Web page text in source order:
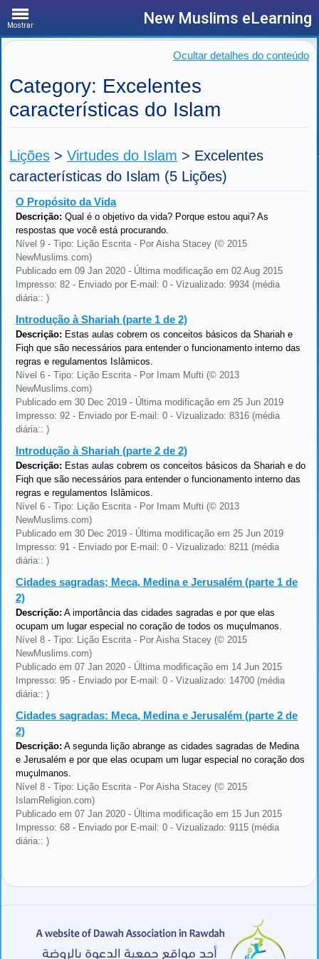
Mostrar New Muslims eLearning
Ocultar detalhes do conteúdo
Category: Excelentes
características do Islam
Lições > Virtudes do Islam > Excelentes
características do Islam (5 Lições)
O Propósito da Vida
Descrição: Qual é o objetivo da vida? Porque estou aqui? As
respostas que você está procurando.
Nível 9 - Tipo: Lição Escrita - Por Aisha Stacey (© 2015
NewMuslims.com)
Publicado em 09 Jan 2020 - Última modificação em 02 Aug 2015
Impresso: 82 - Enviado por E-mail: 0 - Vizualizado: 9934 (média
diária:: )
Introdução à Shariah (parte 1 de 2)
Descrição: Estas aulas cobrem os conceitos básicos da Shariah e
Fiqh que são necessários para entender o funcionamento interno das
regras e regulamentos Islâmicos.
Nível 6 - Tipo: Lição Escrita - Por Imam Mufti (© 2013
NewMuslims.com)
Publicado em 30 Dec 2019 - Última modificação em 25 Jun 2019
Impresso: 92 - Enviado por E-mail: 0 - Vizualizado: 8316 (média
diária:: )
Introdução à Shariah (parte 2 de 2)
Descrição: Estas aulas cobrem os conceitos básicos da Shariah e do
Fiqh que são necessários para entender o funcionamento interno das
regras e regulamentos Islâmicos.
Nível 6 - Tipo: Lição Escrita - Por Imam Mufti (© 2013
NewMuslims.com)
Publicado em 30 Dec 2019 - Última modificação em 25 Jun 2019
Impresso: 91 - Enviado por E-mail: 0 - Vizualizado: 8211 (média
diária:: )
Cidades sagradas; Meca, Medina e Jerusalém (parte 1 de
2)
Descrição: A importância das cidades sagradas e por que elas
ocupam um lugar especial no coração de todos os muçulmanos.
Nível 8 - Tipo: Lição Escrita - Por Aisha Stacey (© 2015
NewMuslims.com)
Publicado em 07 Jan 2020 - Última modificação em 14 Jun 2015
Impresso: 95 - Enviado por E-mail: 0 - Vizualizado: 14700 (média
diária:: )
Cidades sagradas: Meca, Medina e Jerusalém (parte 2 de
2)
Descrição: A segunda lição abrange as cidades sagradas de Medina
e Jerusalém e por que elas ocupam um lugar especial no coração dos
muçulmanos.
Nível 8 - Tipo: Lição Escrita - Por Aisha Stacey (© 2015
IslamReligion.com)
Publicado em 07 Jan 2020 - Última modificação em 15 Jun 2015
Impresso: 68 - Enviado por E-mail: 0 - Vizualizado: 9115 (média
diária:: )